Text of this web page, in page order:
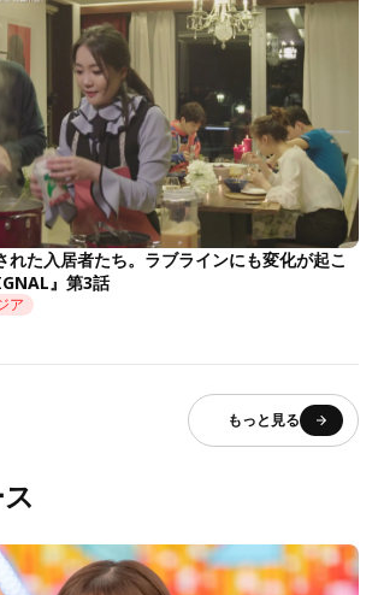
れた入居者たち。ラブラインにも変化が起こ
』第3話
ア
もっと見る